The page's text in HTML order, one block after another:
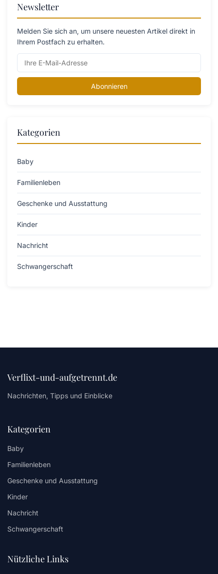
Newsletter
Melden Sie sich an, um unsere neuesten Artikel direkt in
Ihrem Postfach zu erhalten.
Abonnieren
Kategorien
Baby
Familienleben
Geschenke und Ausstattung
Kinder
Nachricht
Schwangerschaft
Verflixt-und-aufgetrennt.de
Nachrichten, Tipps und Einblicke
Kategorien
Baby
Familienleben
Geschenke und Ausstattung
Kinder
Nachricht
Schwangerschaft
Nützliche Links